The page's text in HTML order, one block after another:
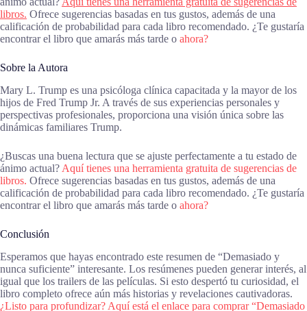
libros. Ofrece sugerencias basadas en tus gustos, además de una
calificación de probabilidad para cada libro recomendado. ¿Te gustaría
encontrar el libro que amarás más tarde o ahora?
Sobre la Autora
Mary L. Trump es una psicóloga clínica capacitada y la mayor de los
hijos de Fred Trump Jr. A través de sus experiencias personales y
perspectivas profesionales, proporciona una visión única sobre las
dinámicas familiares Trump.
¿Buscas una buena lectura que se ajuste perfectamente a tu estado de
ánimo actual? Aquí tienes una herramienta gratuita de sugerencias de
libros. Ofrece sugerencias basadas en tus gustos, además de una
calificación de probabilidad para cada libro recomendado. ¿Te gustaría
encontrar el libro que amarás más tarde o ahora?
Conclusión
Esperamos que hayas encontrado este resumen de “Demasiado y
nunca suficiente” interesante. Los resúmenes pueden generar interés, al
igual que los trailers de las películas. Si esto despertó tu curiosidad, el
libro completo ofrece aún más historias y revelaciones cautivadoras.
¿Listo para profundizar? Aquí está el enlace para comprar “Demasiado